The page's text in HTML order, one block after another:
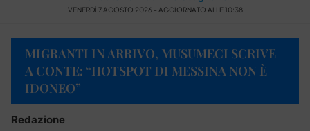
VENERDÌ 7 AGOSTO 2026 - AGGIORNATO ALLE 10:38
MIGRANTI IN ARRIVO, MUSUMECI SCRIVE
A CONTE: “HOTSPOT DI MESSINA NON È
IDONEO”
Redazione